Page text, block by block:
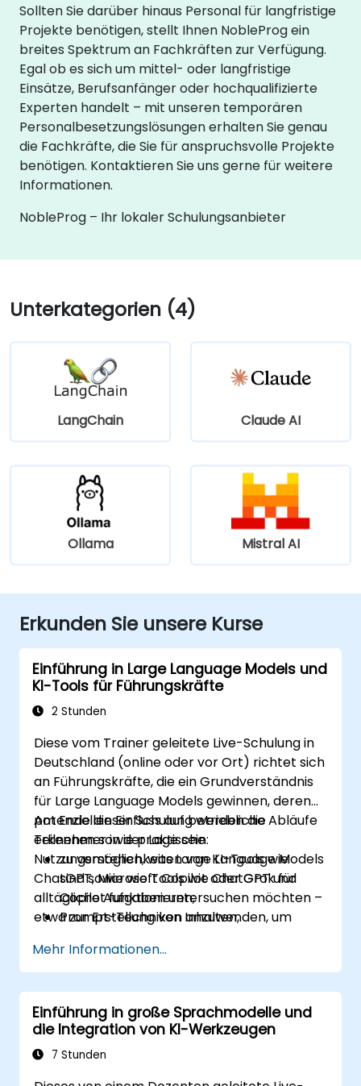
Sollten Sie darüber hinaus Personal für langfristige
Projekte benötigen, stellt Ihnen NobleProg ein
breites Spektrum an Fachkräften zur Verfügung.
Egal ob es sich um mittel- oder langfristige
Einsätze, Berufsanfänger oder hochqualifizierte
Experten handelt – mit unseren temporären
Personalbesetzungslösungen erhalten Sie genau
die Fachkräfte, die Sie für anspruchsvolle Projekte
benötigen. Kontaktieren Sie uns gerne für weitere
Informationen.
NobleProg – Ihr lokaler Schulungsanbieter
Unterkategorien (4)
LangChain Claude AI
Ollama Mistral AI
Erkunden Sie unsere Kurse
Einführung in Large Language Models und
KI-Tools für Führungskräfte
2 Stunden
Diese vom Trainer geleitete Live-Schulung in
Deutschland (online oder vor Ort) richtet sich
an Führungskräfte, die ein Grundverständnis
für Large Language Models gewinnen, deren
potenziellen Einfluss auf betriebliche Abläufe
erkennen sowie praktische
Nutzungsmöglichkeiten von KI-Tools wie
ChatGPT, Microsoft Copilot oder Grok für
alltägliche Aufgaben untersuchen möchten –
etwa zur Erstellung von Inhalten,
Unterstützung bei Entscheidungen.
Am Ende dieser Schulung werden die
Teilnehmer in der Lage sein:
zu verstehen, was Large Language Models
sind sowie wie Tools wie ChatGPT und
Copilot funktionieren;
Prompt-Techniken anzuwenden, um
erzielen;
konkrete Anwendungsfälle wie das
Entwerfen von E-Mails, die
Zusammenfassung von Dokumenten oder
automatisierte Produktivitätsprozesse zu
beurteilen;
Mehr Informationen...
Einführung in große Sprachmodelle und
die Integration von KI-Werkzeugen
7 Stunden